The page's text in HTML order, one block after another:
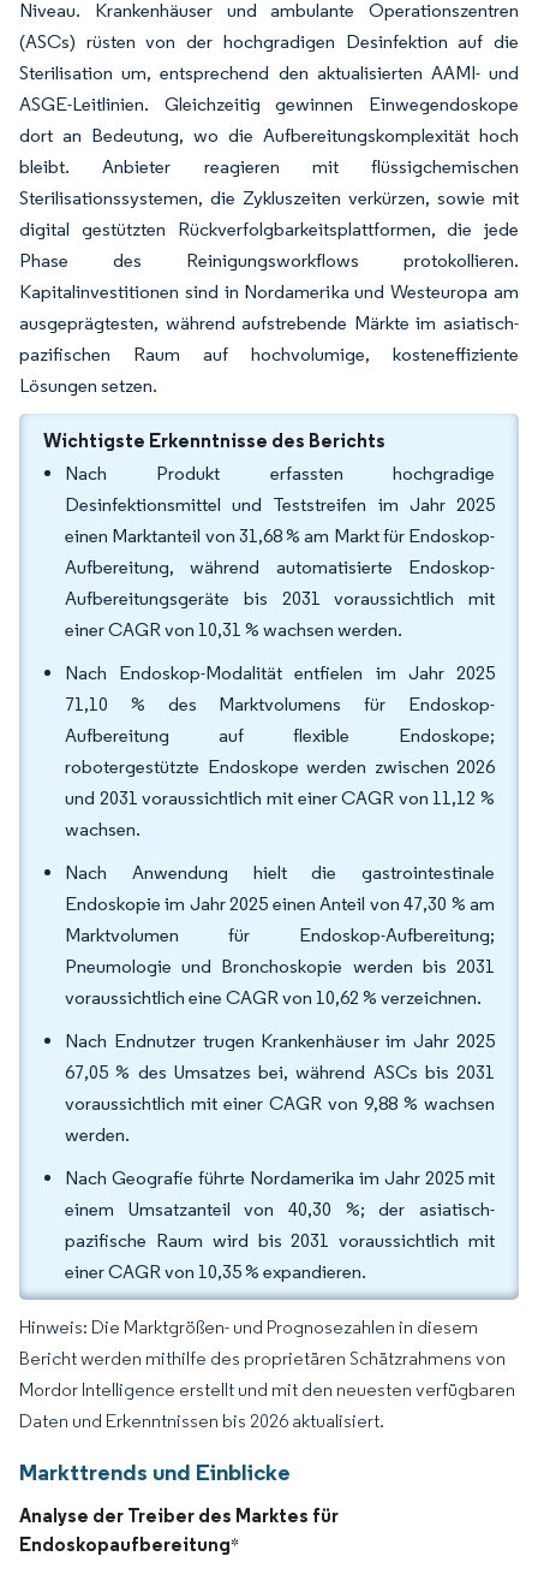
Niveau. Krankenhäuser und ambulante Operationszentren
(ASCs) rüsten von der hochgradigen Desinfektion auf die
Sterilisation um, entsprechend den aktualisierten AAMI- und
ASGE-Leitlinien. Gleichzeitig gewinnen Einwegendoskope
dort an Bedeutung, wo die Aufbereitungskomplexität hoch
bleibt. Anbieter reagieren mit flüssigchemischen
Sterilisationssystemen, die Zykluszeiten verkürzen, sowie mit
digital gestützten Rückverfolgbarkeitsplattformen, die jede
Phase des Reinigungsworkflows protokollieren.
Kapitalinvestitionen sind in Nordamerika und Westeuropa am
ausgeprägtesten, während aufstrebende Märkte im asiatisch-
pazifischen Raum auf hochvolumige, kosteneffiziente
Lösungen setzen.
Wichtigste Erkenntnisse des Berichts
Nach Produkt erfassten hochgradige
Desinfektionsmittel und Teststreifen im Jahr 2025
einen Marktanteil von 31,68 % am Markt für Endoskop-
Aufbereitung, während automatisierte Endoskop-
Aufbereitungsgeräte bis 2031 voraussichtlich mit
einer CAGR von 10,31 % wachsen werden.
Nach Endoskop-Modalität entfielen im Jahr 2025
71,10 % des Marktvolumens für Endoskop-
Aufbereitung auf flexible Endoskope;
robotergestützte Endoskope werden zwischen 2026
und 2031 voraussichtlich mit einer CAGR von 11,12 %
wachsen.
Nach Anwendung hielt die gastrointestinale
Endoskopie im Jahr 2025 einen Anteil von 47,30 % am
Marktvolumen für Endoskop-Aufbereitung;
Pneumologie und Bronchoskopie werden bis 2031
voraussichtlich eine CAGR von 10,62 % verzeichnen.
Nach Endnutzer trugen Krankenhäuser im Jahr 2025
67,05 % des Umsatzes bei, während ASCs bis 2031
voraussichtlich mit einer CAGR von 9,88 % wachsen
werden.
Nach Geografie führte Nordamerika im Jahr 2025 mit
einem Umsatzanteil von 40,30 %; der asiatisch-
pazifische Raum wird bis 2031 voraussichtlich mit
einer CAGR von 10,35 % expandieren.
Hinweis: Die Marktgrößen- und Prognosezahlen in diesem
Bericht werden mithilfe des proprietären Schätzrahmens von
Mordor Intelligence erstellt und mit den neuesten verfügbaren
Daten und Erkenntnissen bis 2026 aktualisiert.
Markttrends und Einblicke
Analyse der Treiber des Marktes für
Endoskopaufbereitung*